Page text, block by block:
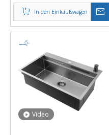
Lieferant
In den Einkaufswagen
Video